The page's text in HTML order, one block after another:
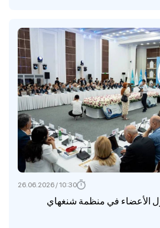
الأعضاء في منظمة شنغهاي
10:30 / 26.06.2026